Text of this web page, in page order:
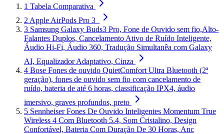
1 Tabela Comparativa
2 Apple AirPods Pro 3 ​​​​​​​
3 Samsung Galaxy Buds3 Pro, Fone de Ouvido sem fio,Alto-
Falantes Duplos, Cancelamento Ativo de Ruído Inteligente,
Áudio Hi-Fi, Áudio 360, Tradução Simultanêa com Galaxy
AI, Equalizador Adaptativo, Cinza
4 Bose Fones de ouvido QuietComfort Ultra Bluetooth (2ª
geração), fones de ouvido sem fio com cancelamento de
ruído, bateria de até 6 horas, classificação IPX4, áudio
imersivo, graves profundos, preto
5 Sennheiser Fones De Ouvido Inteligentes Momentum True
Wireless 4 Com Bluetooth 5.4, Som Cristalino, Design
Confortável, Bateria Com Duração De 30 Horas, Anc